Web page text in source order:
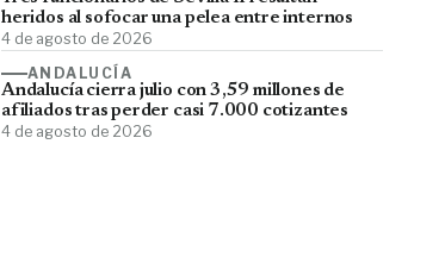
heridos al sofocar una pelea entre internos
4 de agosto de 2026
ANDALUCÍA
Andalucía cierra julio con 3,59 millones de
afiliados tras perder casi 7.000 cotizantes
4 de agosto de 2026